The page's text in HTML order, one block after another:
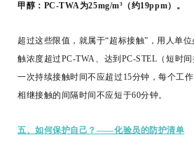
甲醇：PC-TWA为25mg/m³（约19ppm）。
超过这些限值，就属于“超标接触”，用人单
触浓度超过PC-TWA、达到PC-STEL（短时
一次持续接触时间不应超过15分钟，每个工
相继接触的间隔时间不应短于60分钟。
五、如何保护自己？——化验员的防护清单